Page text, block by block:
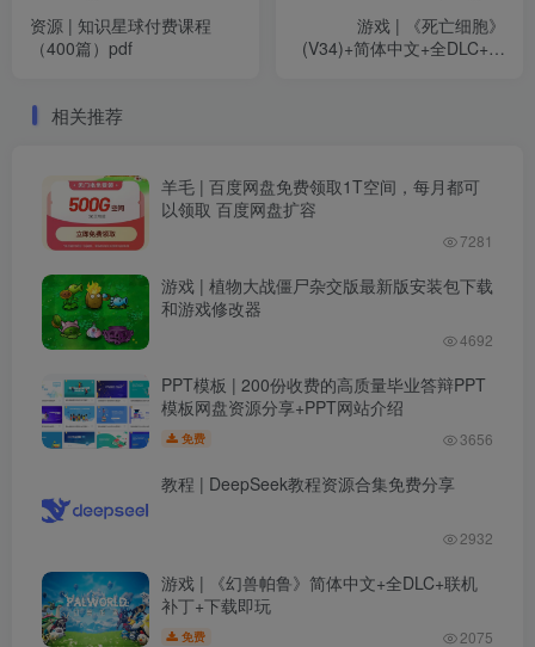
资源 | 知识星球付费课程
（400篇）pdf
游戏 | 《死亡细胞》
(V34)+简体中文+全DLC+奖
相关推荐
羊毛 | 百度网盘免费领取1T空间，每月都可
以领取 百度网盘扩容
7281
游戏 | 植物大战僵尸杂交版最新版安装包下载
和游戏修改器
4692
PPT模板 | 200份收费的高质量毕业答辩PPT
模板网盘资源分享+PPT网站介绍
免费 3656
教程 | DeepSeek教程资源合集免费分享
2932
游戏 | 《幻兽帕鲁》简体中文+全DLC+联机
补丁+下载即玩
免费 2075